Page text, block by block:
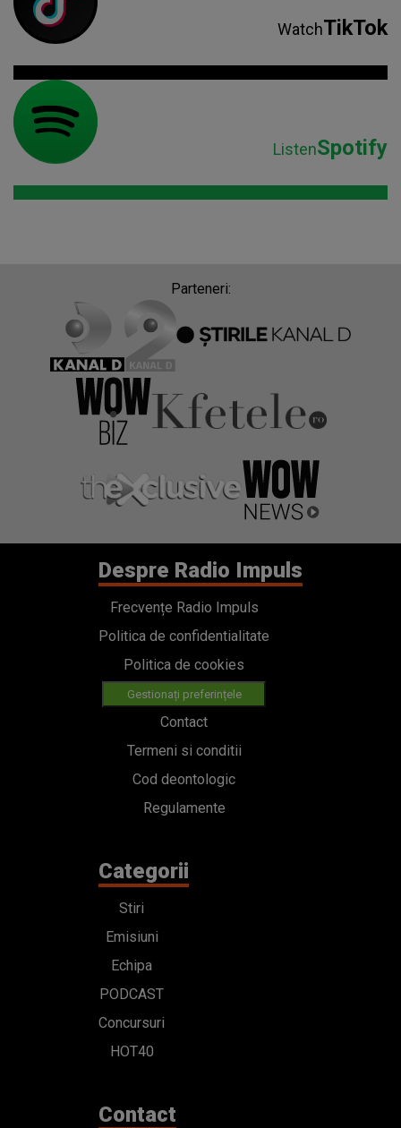
WatchTikTok
ListenSpotify
Parteneri:
Despre Radio Impuls
Frecvențe Radio Impuls
Politica de confidentialitate
Politica de cookies
Gestionați preferințele
Contact
Termeni si conditii
Cod deontologic
Regulamente
Categorii
Stiri
Emisiuni
Echipa
PODCAST
Concursuri
HOT40
Contact